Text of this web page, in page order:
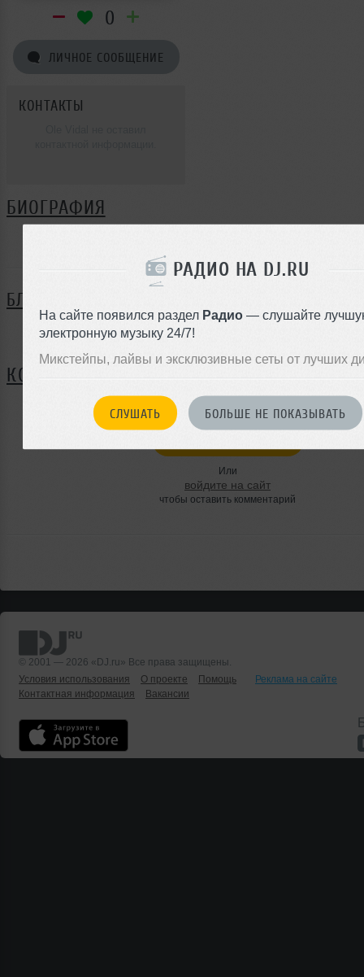
РАДИО НА DJ.RU
На сайте появился раздел Радио — слушайте
электронную музыку 24/7!
Микстейпы, лайвы и эксклюзивные сеты от лучших
СЛУШАТЬ БОЛЬШЕ НЕ ПОКАЗЫВАТЬ
0
ЛИЧНОЕ СООБЩЕНИЕ
КОНТАКТЫ
БИОГРАФИЯ
БЛОГ
Нет записей в блоге
КОММЕНТАРИИ
Или
войдите на сайт
чтобы оставить комментарий
© 2001 — 2026 «DJ.ru» Все права защищены.
Условия использования
О проекте Помощь
Реклама на сайте
Контактная информация
Вакансии